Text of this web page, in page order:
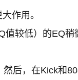
作用。
较低）的EQ
后，在Kick和